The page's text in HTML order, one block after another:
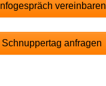
Infogespräch vereinbaren
Schnuppertag anfragen